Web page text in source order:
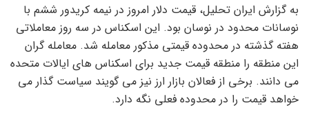
به گزارش ایران تحلیل، قیمت دلار امروز در نیمه کریدور ششم با
نوسانات محدود در نوسان بود. این اسکناس در سه روز معاملاتی
هفته گذشته در محدوده قیمتی مذکور معامله شد. معامله گران
این منطقه را منطقه قیمت جدید برای اسکناس های ایالات متحده
می دانند. برخی از فعالان بازار ارز نیز می گویند سیاست گذار می
خواهد قیمت را در محدوده فعلی نگه دارد.